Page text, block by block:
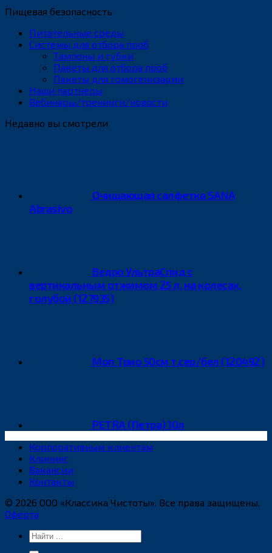
Пищевая безопасность
Питательные среды
Системы для отбора проб
Тампоны и губки
Пакеты для отбора проб
Пакеты для гомогенизации
Наши партнеры
Вебинары/тренинги/новости
Недавно вы смотрели
Очищающая салфетка SANA
Abrasivo
Ведро УльтраСпид с
вертикальным отжимом 25 л, на колесах,
голубой (127935)
Моп Трио 50см т.сер/бел (120492)
PETRA (Петра) 10л
Корпоративным клиентам
Клининг
Вакансии
Контакты
© 2026 ООО «Классика Чистоты». Все права защищены.
Оферта
Искать: